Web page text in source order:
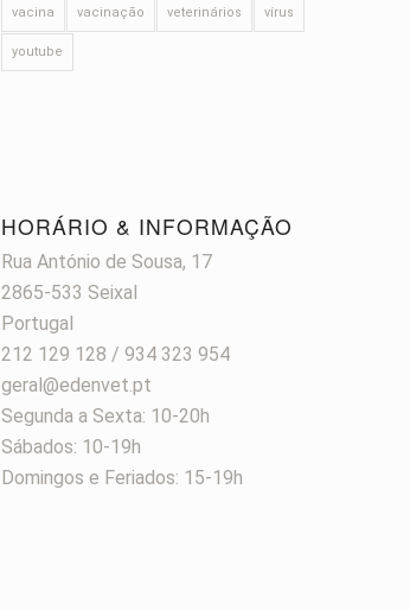
vacina vacinação veterinários vírus
youtube
HORÁRIO & INFORMAÇÃO
Rua António de Sousa, 17
2865-533 Seixal
Portugal
212 129 128 / 934 323 954
geral@edenvet.pt
Segunda a Sexta: 10-20h
Sábados: 10-19h
Domingos e Feriados: 15-19h